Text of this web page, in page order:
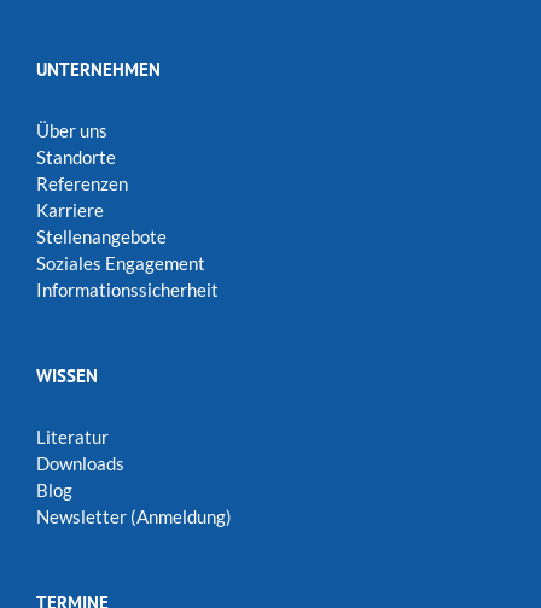
UNTERNEHMEN
Über uns
Standorte
Referenzen
Karriere
Stellenangebote
Soziales Engagement
Informationssicherheit
WISSEN
Literatur
Downloads
Blog
Newsletter (Anmeldung)
TERMINE